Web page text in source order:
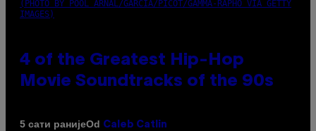
(PHOTO BY POOL ARNAL/GARCIA/PICOT/GAMMA-RAPHO VIA GETTY
IMAGES)
4 of the Greatest Hip-Hop
Movie Soundtracks of the 90s
5 сати ранијеOd Caleb Catlin